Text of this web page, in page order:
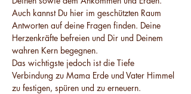
Auch kannst Du hier im geschützten Raum
Antworten auf deine Fragen finden. Deine
Herzenkräfte befreien und Dir und Deinem
wahren Kern begegnen.
Das wichtigste jedoch ist die Tiefe
Verbindung zu Mama Erde und Vater Himmel
zu festigen, spüren und zu erneuern.